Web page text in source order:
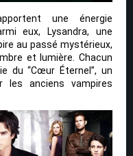
une énergie
eux, Lysandra, une
au passé mystérieux,
et lumière. Chacun
du “Cœur Éternel”, un
les anciens vampires